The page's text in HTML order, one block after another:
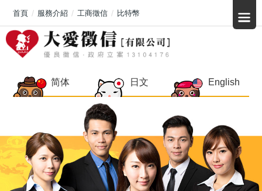
简体 日文 English
首頁 服務介紹 工商徵信 比特幣